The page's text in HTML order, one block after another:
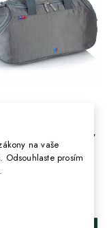
Grey 48cm,
192, 506018004
na vaše
Odsouhlaste prosím